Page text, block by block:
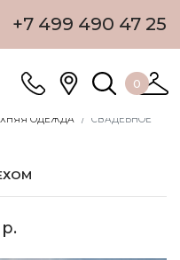
+7 499 490 47 25
0
ОДЕЖДА
СВАДЕБНОЕ